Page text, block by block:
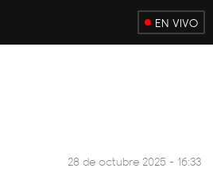
EN VIVO
28 de octubre 2025 - 16:33